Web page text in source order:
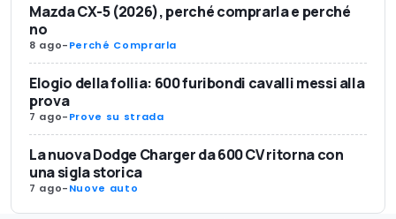
Mazda CX-5 (2026), perché comprarla e perché
no
8 ago-Perché Comprarla
Elogio della follia: 600 furibondi cavalli messi alla
prova
7 ago-Prove su strada
La nuova Dodge Charger da 600 CV ritorna con
una sigla storica
7 ago-Nuove auto